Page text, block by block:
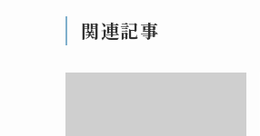
関連記事